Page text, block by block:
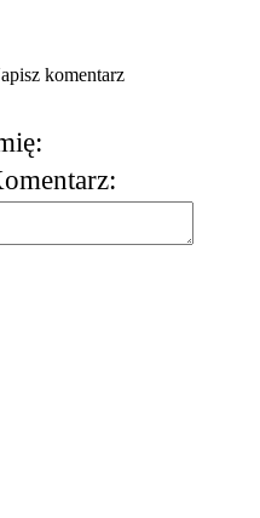
komentarz